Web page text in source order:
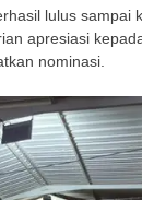
lulus sampai
apresiasi
nominasi.